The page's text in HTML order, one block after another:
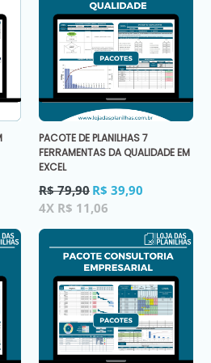
PACOTE DE PLANILHAS 7
FERRAMENTAS DA QUALIDADE EM
EXCEL
Preço
normal
R$ 79,90 R$ 39,90
4X R$ 11,06